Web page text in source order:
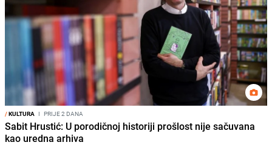
/KULTURA I PRIJE 2 DANA
Sabit Hrustić: U porodičnoj historiji prošlost nije sačuvana
kao uredna arhiva